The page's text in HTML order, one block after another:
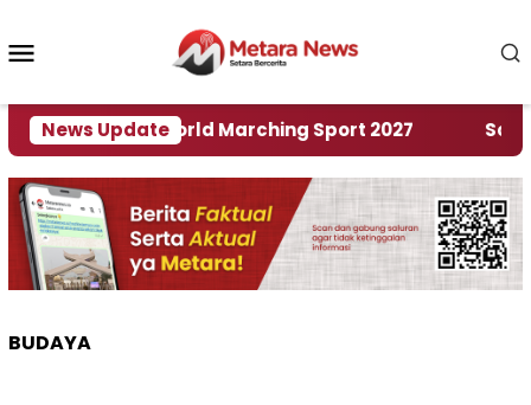
konten
News Update
Rumah World Marching Sport 2027 ‎Soal
BUDAYA